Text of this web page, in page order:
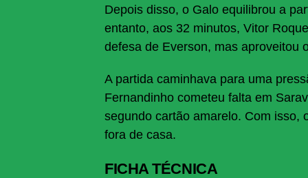
Depois disso, o Galo equilibrou a
entanto, aos 32 minutos, Vitor
defesa de Everson, mas aproveitou
A partida caminhava para uma
Fernandinho cometeu falta em
segundo cartão amarelo. Com isso,
fora de casa.
FICHA TÉCNICA